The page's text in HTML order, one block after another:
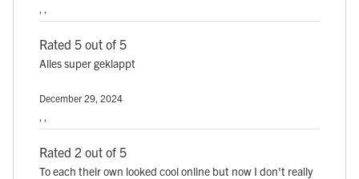
Rated 5 out of 5
Alles super geklappt
December 29, 2024
Rated 2 out of 5
To each their own looked cool online but now I don't really